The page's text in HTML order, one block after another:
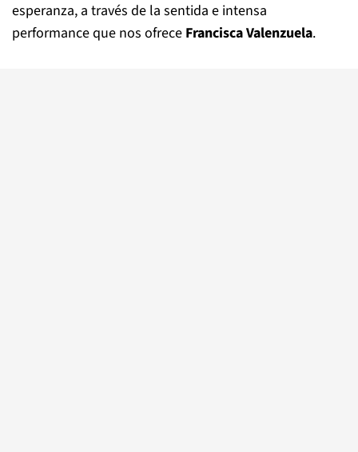
esperanza, a través de la sentida e intensa
performance que nos ofrece Francisca Valenzuela.